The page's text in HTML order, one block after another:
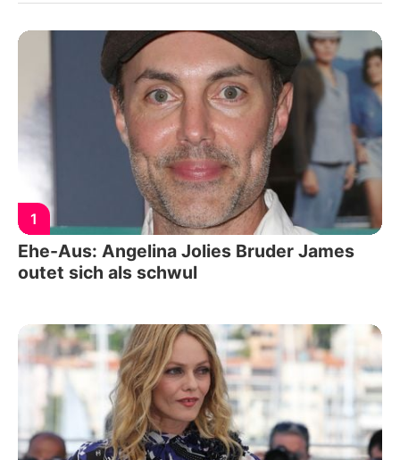
1
Ehe-Aus: Angelina Jolies Bruder James
outet sich als schwul